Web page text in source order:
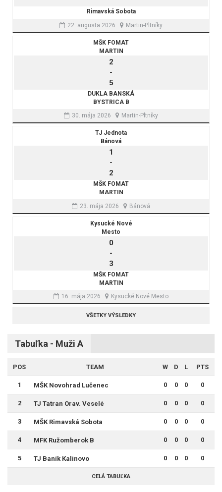
Rimavská Sobota
22. augusta 2026
Martin-Pltníky
MŠK FOMAT
MARTIN
2
-
5
DUKLA BANSKÁ
BYSTRICA B
30. mája 2026
Martin-Pltníky
TJ Jednota
Bánová
1
-
2
MŠK FOMAT
MARTIN
23. mája 2026
Bánová
Kysucké Nové
Mesto
0
-
3
MŠK FOMAT
MARTIN
16. mája 2026
Kysucké Nové Mesto
VŠETKY VÝSLEDKY
Tabuľka - Muži A
POS TEAM W D L PTS
1 MŠK Novohrad Lučenec 0 0 0 0
2 TJ Tatran Orav. Veselé 0 0 0 0
3 MŠK Rimavská Sobota 0 0 0 0
4 MFK Ružomberok B 0 0 0 0
5 TJ Baník Kalinovo 0 0 0 0
CELÁ TABUĽKA